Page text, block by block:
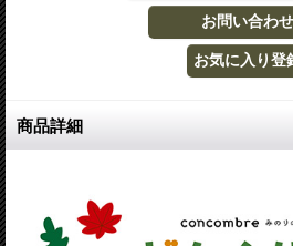
商品詳細